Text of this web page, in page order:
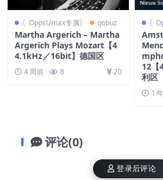
〖OppsUmax专属〗 qobuz
Martha Argerich – Martha
Argerich Plays Mozart【4
4.1kHz／16bit】德国区
4 周前 8 20
〖
12【
利区
1
评论(0)
登录后评论